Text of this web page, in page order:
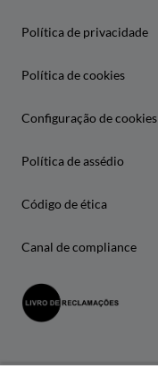
Política de privacidade
Política de cookies
Configuração de cookies
Política de assédio
Código de ética
Canal de compliance